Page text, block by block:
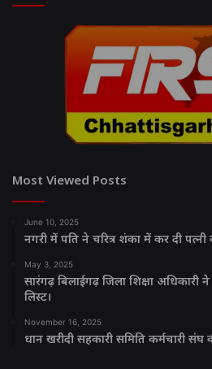
Most Viewed Posts
June 10, 2025
नगरी में पति ने चरित्र शंका में कर दी
May 3, 2025
सारंगढ़ बिलाईगढ़ जिला शिक्षा अधिकारी
लिस्ट।
November 16, 2025
धान खरीदी सहकारी समिति कर्मचारी संघ